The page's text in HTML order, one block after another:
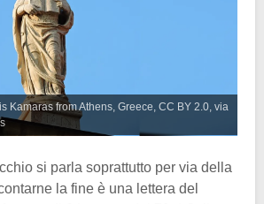
Kamaras from Athens, Greece, CC BY 2.0, via
si parla soprattutto per via della
la fine è una lettera del